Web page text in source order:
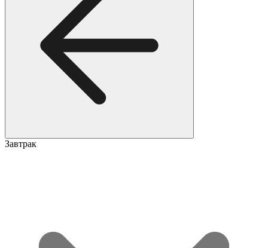
Завтрак